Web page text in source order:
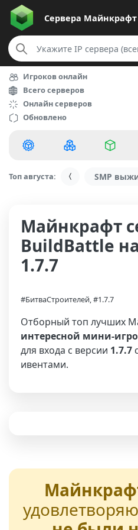
Сервера Майнкрафт
Игроков онлайн
Всего серверов
Онлайн серверов
Обновлено
Топ августа: SMP
Майнкрафт
BuildBattle
1.7.7
#БитваСтроителей, #1.7.7
Отборный топ лучших
интересной мини-
для входа с версии 1.7.7
ивентами.